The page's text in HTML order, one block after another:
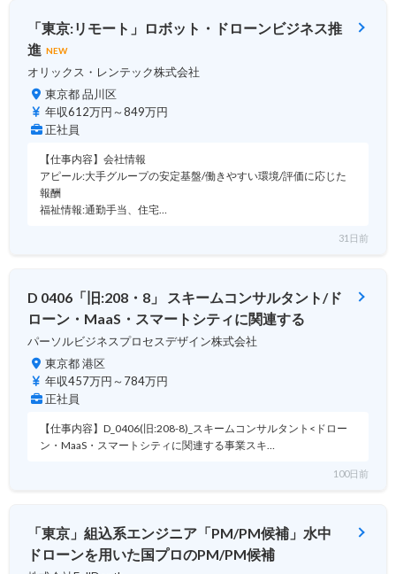
「東京:リモート」ロボット・ドローンビジネス推
進 NEW
オリックス・レンテック株式会社
東京都 品川区
年収612万円～849万円
正社員
【仕事内容】会社情報
アピール:大手グループの安定基盤/働きやすい環境/評価に応じた
報酬
福祉情報:通勤手当、住宅…
31日前
D 0406「旧:208・8」 スキームコンサルタント/ド
ローン・MaaS・スマートシティに関連する
パーソルビジネスプロセスデザイン株式会社
東京都 港区
年収457万円～784万円
正社員
【仕事内容】D_0406(旧:208-8)_スキームコンサルタント<ドロー
ン・MaaS・スマートシティに関連する事業スキ…
100日前
「東京」組込系エンジニア「PM/PM候補」水中
ドローンを用いた国プロのPM/PM候補